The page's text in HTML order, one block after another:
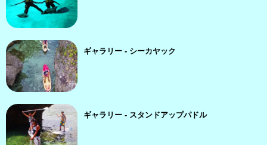
ギャラリー - シーカヤック
ギャラリー - スタンドアップパドル